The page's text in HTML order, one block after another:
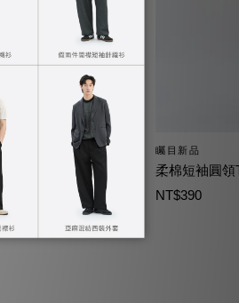
矚目新品
柔棉短袖圓領
NT$390